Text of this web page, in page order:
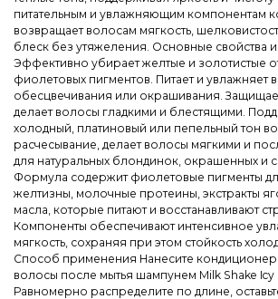
питательным и увлажняющим компонентам
возвращает волосам мягкость,
блеск без утяжеления. Основные свойства
Эффективно убирает желтые и золотистые
фиолетовых пигментов. Питает и увлажняет
обесцвечивания или окрашивания.
делает волосы гладкими и блестящими.
холодный, платиновый или пепельный тон
расчесывание, делает волосы мягкими и
для натуральных блондинок, окрашенных и
Формула содержит фиолетовые пигменты
желтизны, молочные протеины, экстракты
масла, которые питают и восстанавливают
Компоненты обеспечивают интенсивное
мягкость, сохраняя при этом стойкость
Способ применения Нанесите кондиционер
волосы после мытья шампунем Milk Shake Icy
Равномерно распределите по длине,